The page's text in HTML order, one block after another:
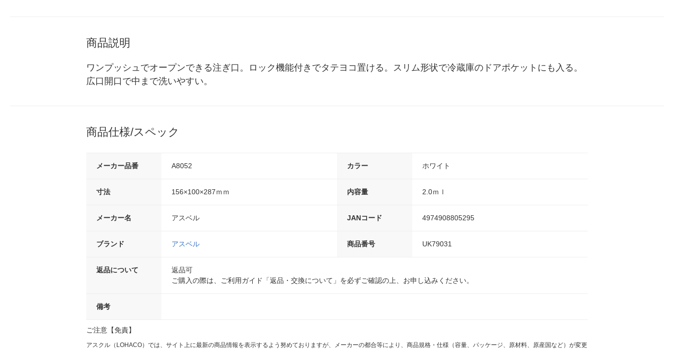
商品説明
ワンプッシュでオープンできる注ぎ口。ロック機能付きでタテヨコ置ける。スリム形状で冷蔵庫のドアポケットにも入る。
広口開口で中まで洗いやすい。
商品仕様/スペック
メーカー品番 A8052 カラー ホワイト
寸法 156×100×287ｍｍ 内容量 2.0ｍｌ
メーカー名 アスベル JANコード 4974908805295
ブランド アスベル 商品番号 UK79031
返品について
返品可
ご購入の際は、ご利用ガイド「返品・交換について」を必ずご確認の上、お申し込みください。
備考
ご注意【免責】
アスクル（LOHACO）では、サイト上に最新の商品情報を表示するよう努めておりますが、メーカーの都合等により、商品規格・仕様（容量、パッケージ、原材料、原産国など）が変更